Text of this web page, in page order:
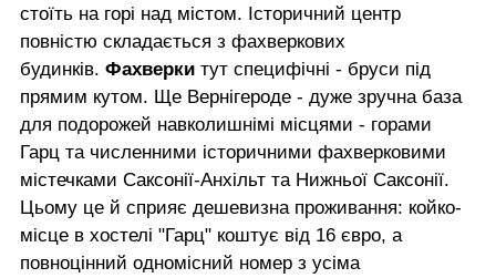
стоїть на горі над містом. Історичний центр
повністю складається з фахверкових
будинків. Фахверки тут специфічні - бруси під
прямим кутом. Ще Вернігероде - дуже зручна база
для подорожей навколишнімі місцями - горами
Гарц та численними історичними фахверковими
містечками Саксонії-Анхільт та Нижньої Саксонії.
Цьому це й сприяє дешевизна проживання: койко-
місце в хостелі "Гарц" коштує від 16 євро, а
повноцінний одномісний номер з усіма